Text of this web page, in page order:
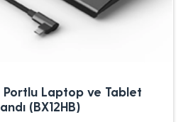
Portlu Laptop ve Tablet
(BX12HB)